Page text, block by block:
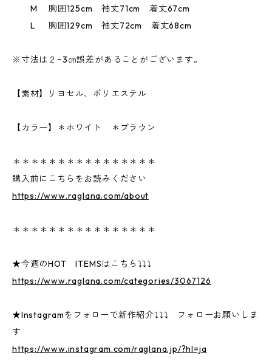
M 胸囲125cm 袖丈71cm 着丈67cm
L 胸囲129cm 袖丈72cm 着丈68cm
※寸法は２~3㎝誤差があることがございます。
【素材】リヨセル、ポリエステル
【カラー】＊ホワイト ＊ブラウン
＊＊＊＊＊＊＊＊＊＊＊＊＊＊＊＊
購入前にこちらをお読みください
https://www.raglana.com/about
＊＊＊＊＊＊＊＊＊＊＊＊＊＊＊＊
★今週のHOT ITEMSはこちら⤵⤵⤵
https://www.raglana.com/categories/3067126
★Instagramをフォローで新作紹介⤵⤵⤵ フォローお願いしま
す
https://www.instagram.com/raglana.jp/?hl=ja